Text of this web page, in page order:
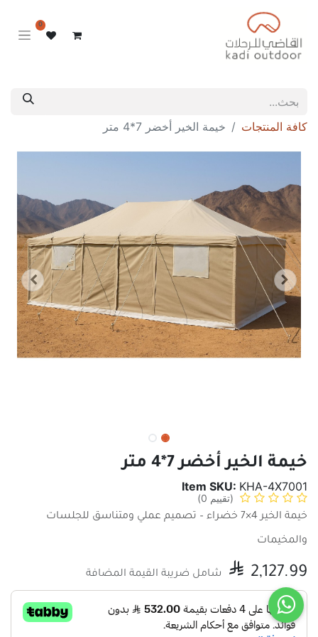
0
كافة المنتجات خيمة الخير أخضر 7*4 متر
خيمة الخير أخضر 7*4 متر
Item SKU: KHA-4X7001
(تقييم 0)
خيمة الخير 4×7 خضراء – تصميم عملي ومتناسق للجلسات
والمخيمات ​
2,127.99 شامل ضريبة القيمة المضافة